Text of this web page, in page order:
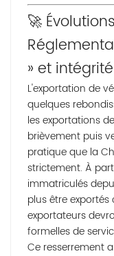
🚀
» et
L'exportation de
quelques
les exportations
brièvement puis
pratique que la
strictement. À
immatriculés
plus être
exportateurs
formelles de
Ce resserrement a